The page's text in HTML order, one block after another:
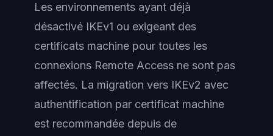
Les environnements ayant déjà
désactivé IKEv1 ou exigeant des
certificats machine pour toutes les
connexions Remote Access ne sont pas
affectés. La migration vers IKEv2 avec
authentification par certificat machine
est recommandée depuis de